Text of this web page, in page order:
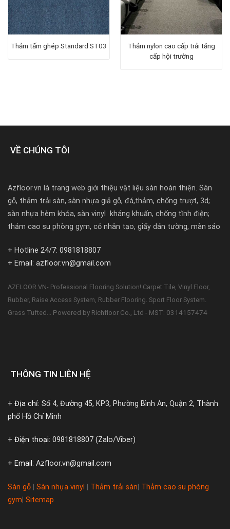
Thảm tấm ghép Standard ST03
Thảm nylon cao cấp trải tăng
cấp hội trường
VỀ CHÚNG TÔI
Azfloor.vn là trang web giới thiệu vật liệu sàn hoàn thiện. Sàn
gỗ, thảm trải sàn, sàn nhựa giả gỗ, đá,thảm, chống trượt, 3d;
sàn nhựa hèm khóa, sàn vinyl kháng khuẩn, chống tĩnh điện;
thảm cao su phòng gym, cỏ nhân tạo, giấy dán tường, màn sáo
+ Hotline 24/7: 0981818807
+ Email: azfloor.vn@gmail.com
AZFLOOR.VN- Professional Flooring Solution! Carpet Tile, Vinyl Floor,
Rubber, Raise Access System, Rubber Flooring. Sport Floor System.
Grass Tufted... Powered by Richfloor Co., Ltd - MST: 0314157474
THÔNG TIN LIÊN HỆ
+ Địa chỉ: Số 4, Đường 45, KP3, Phường Bình An, Quận 2, Thành
phố Hồ Chí Minh
+ Điện thoại: 0981818807 (Zalo/Viber)
+ Email: Azfloor.vn@gmail.com
Sàn gỗ Sàn nhựa vinyl Thảm trải sàn Thảm cao su phòng
gym Sitemap